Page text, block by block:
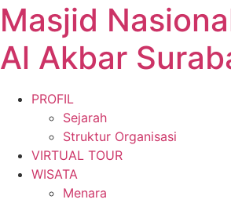
Masjid
Al Akbar
PROFIL
Sejarah
Struktur Organisasi
VIRTUAL TOUR
WISATA
Menara